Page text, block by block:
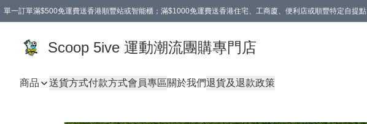
單一訂單滿$500免運費送香港順豐站或智能櫃；滿$1000免運費送香港住宅、工商廈、便利店或順豐特定自提點
Scoop 5ive 運動潮流團購專門店
商品 送貨方式付款方式會員專區關於我們退貨及退款政策